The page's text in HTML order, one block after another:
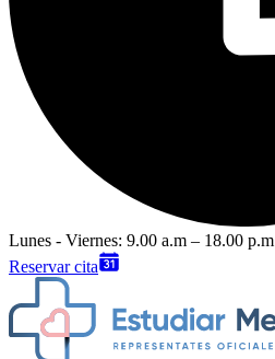
Lunes - Viernes: 9.00 a.m – 18.00 p.m
Reservar cita